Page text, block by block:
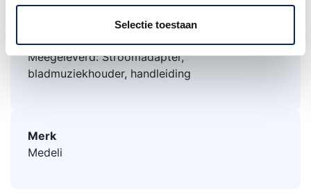
Selectie toestaan
Speakers: 2 x 40 watt, 4 Ohm
Afmetingen: 970 x 390 x 160 mm (bxdxh)
Gewicht: 9 kg
Meegeleverd: Stroomadapter,
bladmuziekhouder, handleiding
Merk
Medeli